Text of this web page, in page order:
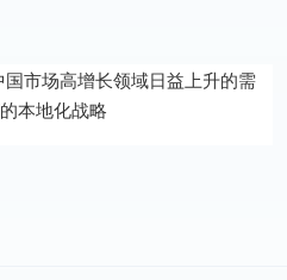
市场高增长领域日益上升的需
本地化战略
，强化中国机器人市场领导地位